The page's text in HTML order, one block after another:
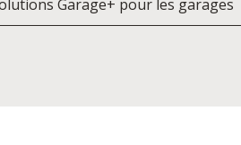
Garage+ pour les garages